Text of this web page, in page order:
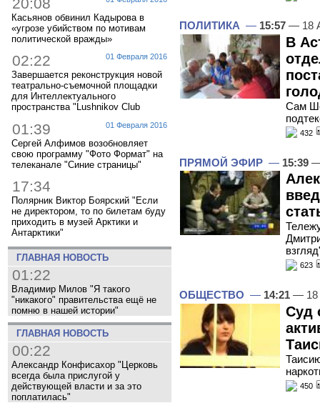
Касьянов обвинил Кадырова в
«угрозе убийством по мотивам
политической вражды»
01 Февраля 2016
02:22
Завершается реконструкция новой
театрально-съемочной площадки
для Интеллектуального
пространства "Lushnikov Club
01 Февраля 2016
01:39
Сергей Алфимов возобновляет
свою программу "Фото Формат" на
телеканале "Синие страницы"
17:34
Полярник Виктор Боярский "Если
не директором, то по билетам буду
приходить в музей Арктики и
Антарктики"
ГЛАВНАЯ НОВОСТЬ
01:22
Владимир Милов "Я такого
"никакого" правительства ещё не
помню в нашей истории"
ГЛАВНАЯ НОВОСТЬ
00:22
Александр Конфисахор "Церковь
всегда была прислугой у
действующей власти и за это
поплатилась"
ПОЛИТИКА — 15:57 — 18
В
Сам
432
ПРЯМОЙ ЭФИР — 15:39 —
623
ОБЩЕСТВО — 14:21 — 18
Суд
450